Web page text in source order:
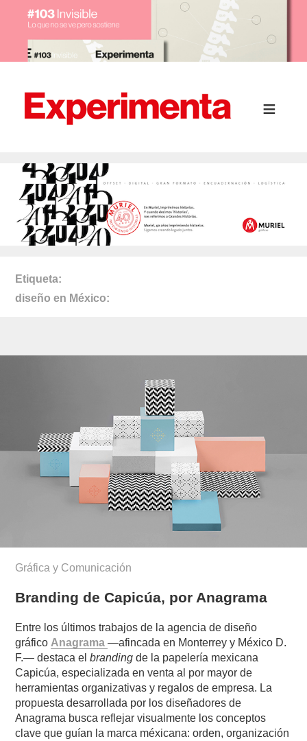
Etiqueta
diseño en México
Gráfica y Comunicación
Branding de Capicúa, por Anagrama
Entre los últimos trabajos de la agencia de diseño
gráfico Anagrama—afincada en Monterrey y México D.
F.— destaca elbrandingde la papelería mexicana
Capicúa, especializada en venta al por mayor de
herramientas organizativas y regalos de empresa. La
propuesta desarrollada por los diseñadores de
Anagrama busca reflejar visualmente los conceptos
clave que guían la marca méxicana: orden, organización